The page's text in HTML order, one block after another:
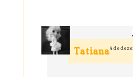
Tatiana4 de